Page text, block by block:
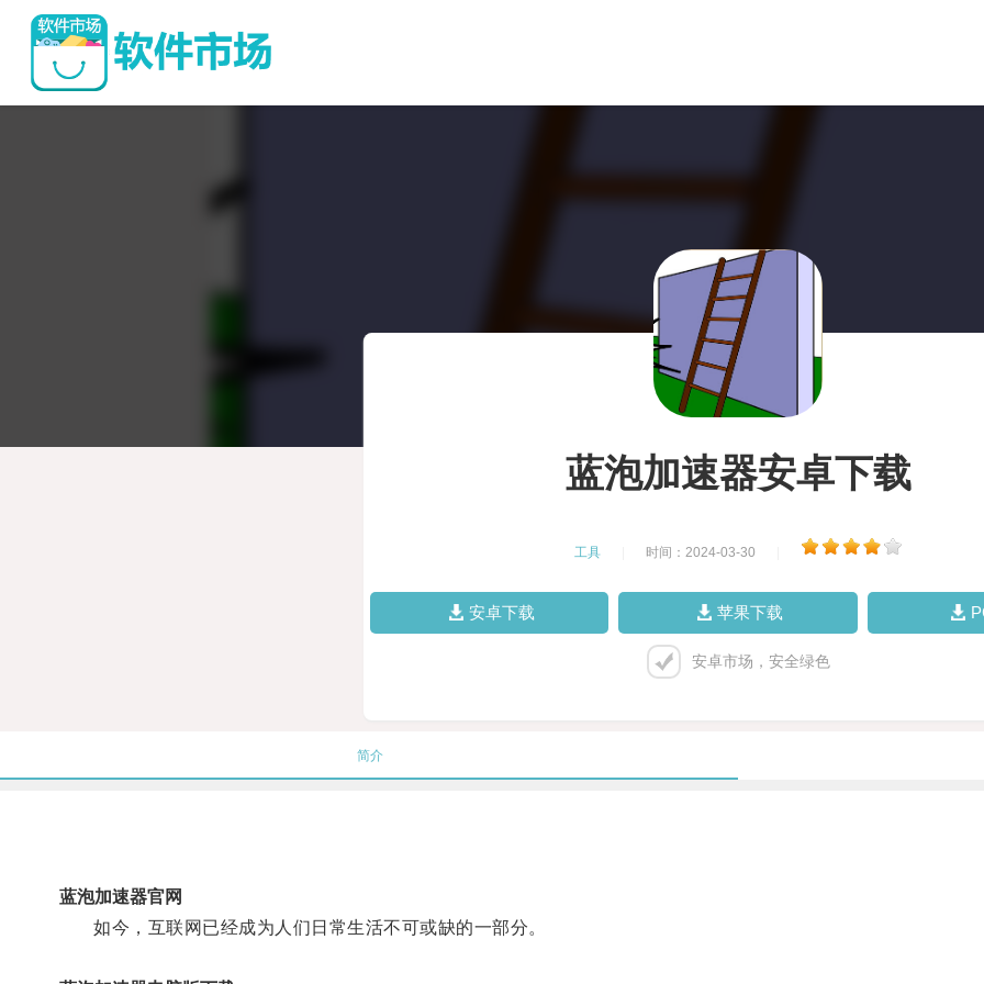
蓝泡加速器安卓下载
工具 时间：2024-03-30
安卓下载 苹果下载
安卓市场，安全绿色
简介
蓝泡加速器官网
如今，互联网已经成为人们日常生活不可或缺的一部分。